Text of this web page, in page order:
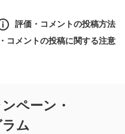
評価・コメントの投稿方法
コメントの投稿に関する注意
る注意
ペーン・
ム